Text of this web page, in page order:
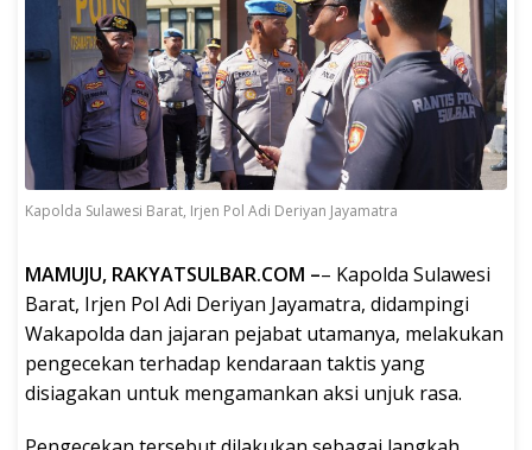
Kapolda Sulawesi Barat, Irjen Pol Adi Deriyan Jayamatra
MAMUJU, RAKYATSULBAR.COM –– Kapolda Sulawesi
Barat, Irjen Pol Adi Deriyan Jayamatra, didampingi
Wakapolda dan jajaran pejabat utamanya, melakukan
pengecekan terhadap kendaraan taktis yang
disiagakan untuk mengamankan aksi unjuk rasa.